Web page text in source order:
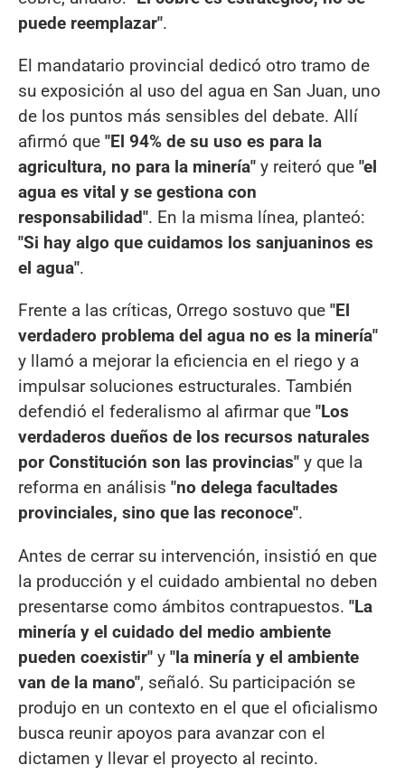
puede reemplazar".
El mandatario provincial dedicó otro tramo de
su exposición al uso del agua en San Juan, uno
de los puntos más sensibles del debate. Allí
afirmó que "El 94% de su uso es para la
agricultura, no para la minería" y reiteró que "el
agua es vital y se gestiona con
responsabilidad". En la misma línea, planteó:
"Si hay algo que cuidamos los sanjuaninos es
el agua".
Frente a las críticas, Orrego sostuvo que "El
verdadero problema del agua no es la minería"
y llamó a mejorar la eficiencia en el riego y a
impulsar soluciones estructurales. También
defendió el federalismo al afirmar que "Los
verdaderos dueños de los recursos naturales
por Constitución son las provincias" y que la
reforma en análisis "no delega facultades
provinciales, sino que las reconoce".
Antes de cerrar su intervención, insistió en que
la producción y el cuidado ambiental no deben
presentarse como ámbitos contrapuestos. "La
minería y el cuidado del medio ambiente
pueden coexistir" y "la minería y el ambiente
van de la mano", señaló. Su participación se
produjo en un contexto en el que el oficialismo
busca reunir apoyos para avanzar con el
dictamen y llevar el proyecto al recinto.